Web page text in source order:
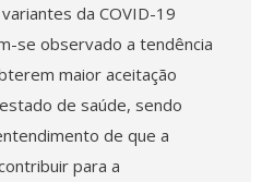
da COVID-19
se observado a tendência
maior aceitação
de saúde, sendo
de que a
para a